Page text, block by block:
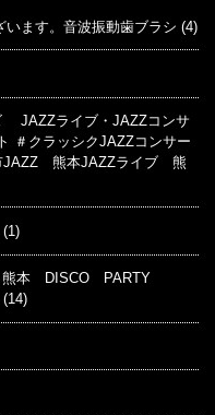
ます。音波振動歯ブラシ (4)
ライブ・JAZZコンサ
＃クラッシクJAZZコンサー
JAZZ 熊本JAZZライブ 熊
(1)
熊本 DISCO PARTY
(14)